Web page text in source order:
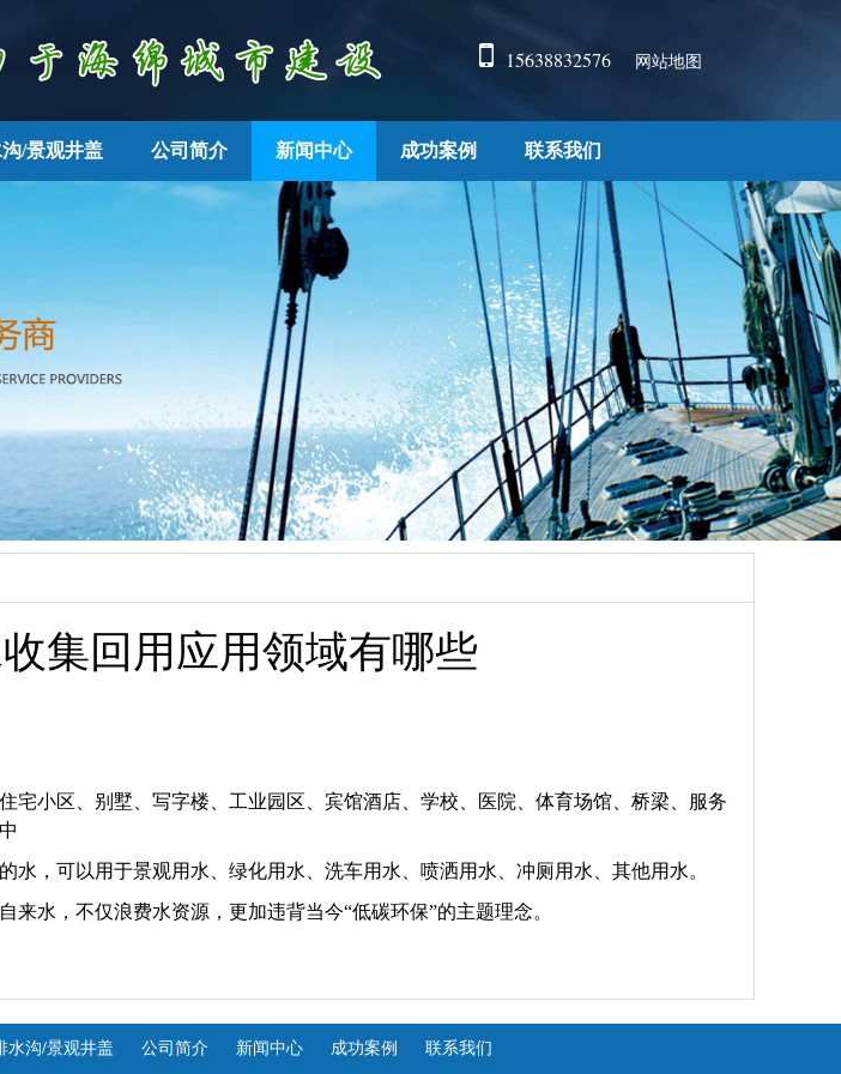
15638832576 网站地图
/景观井盖 公司简介 新闻中心 成功案例 联系我们
集回用应用领域有哪些
宅小区、别墅、写字楼、工业园区、宾馆酒店、学校、医院、体育场馆、桥梁、服务
水，可以用于景观用水、绿化用水、洗车用水、喷洒用水、冲厕用水、其他用水。
来水，不仅浪费水资源，更加违背当今“低碳环保”的主题理念。
水沟/景观井盖 公司简介 新闻中心 成功案例 联系我们